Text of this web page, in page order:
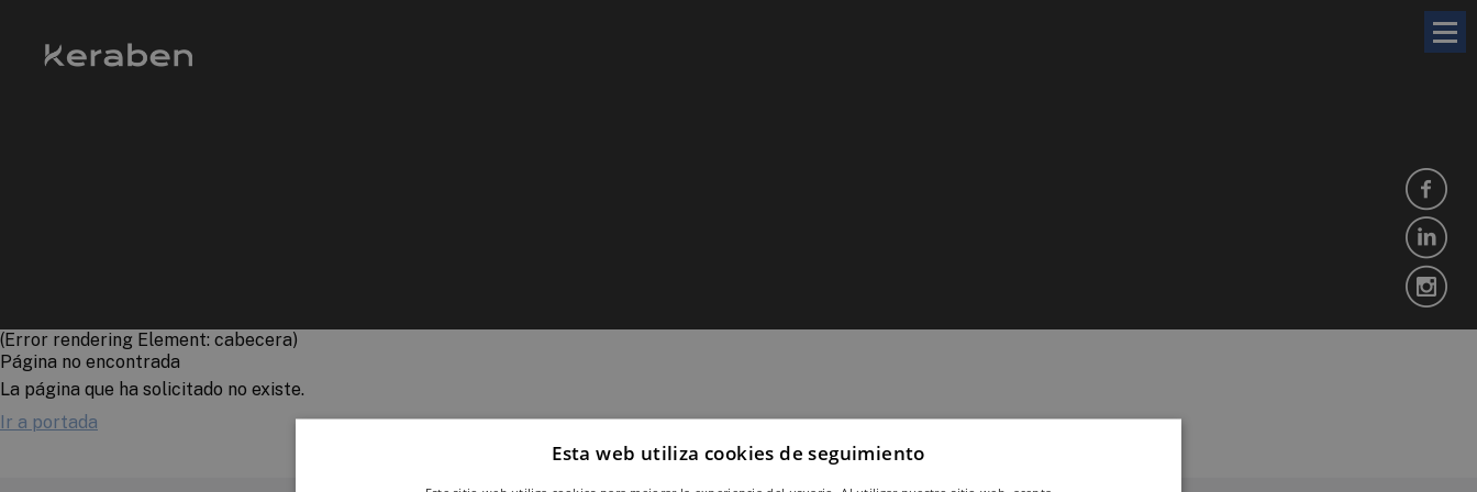
(Error rendering Element: cabecera)
Página no encontrada
La página que ha solicitado no existe.
Ir a portada
Esta web utiliza cookies de seguimiento